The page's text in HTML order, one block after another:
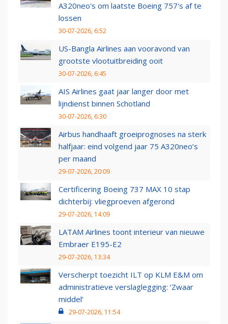
A320neo's om laatste Boeing 757's af te
lossen
30-07-2026, 6:52
US-Bangla Airlines aan vooravond van
grootste vlootuitbreiding ooit
30-07-2026, 6:45
AIS Airlines gaat jaar langer door met
lijndienst binnen Schotland
30-07-2026, 6:30
Airbus handhaaft groeiprognoses na sterk
halfjaar: eind volgend jaar 75 A320neo’s
per maand
29-07-2026, 20:09
Certificering Boeing 737 MAX 10 stap
dichterbij: vliegproeven afgerond
29-07-2026, 14:09
LATAM Airlines toont interieur van nieuwe
Embraer E195-E2
29-07-2026, 13:34
Verscherpt toezicht ILT op KLM E&M om
administratieve verslaglegging: ‘Zwaar
middel’
29-07-2026, 11:54